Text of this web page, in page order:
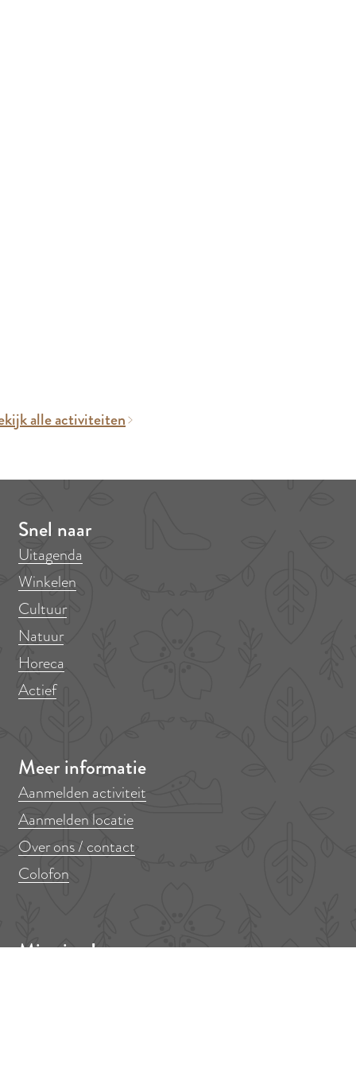
alle activiteiten
Snel naar
Uitagenda
Winkelen
Cultuur
Natuur
Horeca
Actief
Meer informatie
Aanmelden activiteit
Aanmelden locatie
Over ons / contact
Colofon
Mis niets!